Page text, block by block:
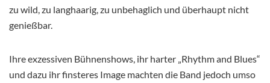
zu wild, zu langhaarig, zu unbehaglich und überhaupt nicht
genießbar.
Ihre exzessiven Bühnenshows, ihr harter „Rhythm and Blues“
und dazu ihr finsteres Image machten die Band jedoch umso